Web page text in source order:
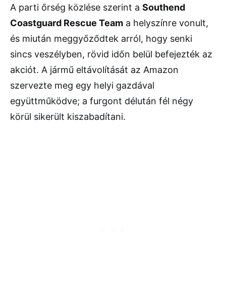
A parti őrség közlése szerint a Southend
Coastguard Rescue Team a helyszínre vonult,
és miután meggyőződtek arról, hogy senki
sincs veszélyben, rövid időn belül befejezték az
akciót. A jármű eltávolítását az Amazon
szervezte meg egy helyi gazdával
együttműködve; a furgont délután fél négy
körül sikerült kiszabadítani.